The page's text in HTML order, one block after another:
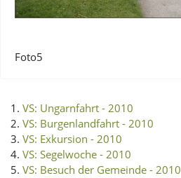
Foto5
VS: Ungarnfahrt - 2010
VS: Burgenlandfahrt - 2010
VS: Exkursion - 2010
VS: Segelwoche - 2010
VS: Besuch der Gemeinde - 2010